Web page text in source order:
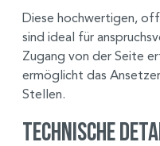
Diese hochwertigen,
sind ideal für
Zugang von der Seite
ermöglicht das
Stellen.
Technische